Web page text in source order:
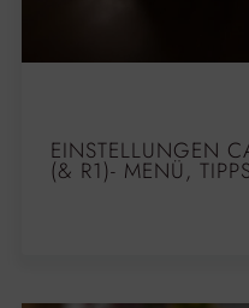
EINSTELLUNGEN
(& R1)- MENÜ,